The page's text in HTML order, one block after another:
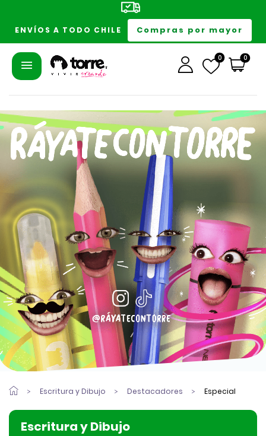
ENVÍOS A TODO CHILE Compras por mayor
0 0
Escritura y Dibujo Destacadores Especial
Escritura y Dibujo